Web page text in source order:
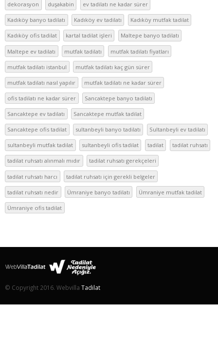
dekorasyon duşakabin ev tadilatı ne kadar sürer
Kadıköy banyo tadilatı Kadıköy ev tadilatı Kadıköy mutfak tadilat
Kadıköy ofis tadilat kartal tadilat işleri Maltepe banyo tadilatı
Maltepe ev tadilatı mutfak tadilatı mutfak tadilatı fiyatları
mutfak tadilatı istanbul mutfak tadilatı kaç gün sürer
mutfak tadilatı nasıl yapılır mutfak tadilatı ne kadar sürer
ofis tadilatı ne kadar sürer Sancaktepe banyo tadilatı
Sancaktepe ev tadilatı Sancaktepe mutfak tadilat
Sancaktepe ofis tadilat sultanbeyli banyo tadilatı Sultanbeyli ev tadilatı
sultanbeyli mutfak tadilat sultanbeyli ofis tadilat tadilat tadilat ruhsatı
tadilat ruhsatı alınmalı mıdır tadilat ruhsatı gerekçeleri
tadilat ruhsatı harcı tadilat ruhsatı için gerekli belgeler
tadilat ruhsatı nedir Ümraniye banyo tadilatı Ümraniye mutfak tadilat
Ümraniye ofis tadilat
© Copyright 2016. Webvilla Tadilat